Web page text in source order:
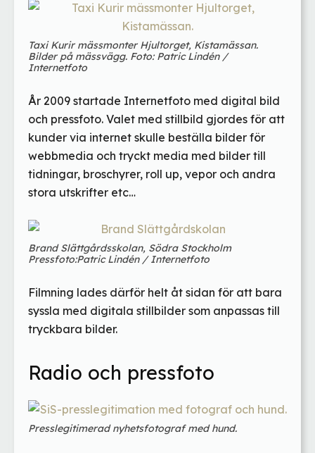
Taxi Kurir mässmonter Hjultorget, Kistamässan.
Bilder på mässvägg. Foto: Patric Lindén /
Internetfoto
År 2009 startade Internetfoto med digital bild
och pressfoto. Valet med stillbild gjordes för att
kunder via internet skulle beställa bilder för
webbmedia och tryckt media med bilder till
tidningar, broschyrer, roll up, vepor och andra
stora utskrifter etc…
Brand Slättgårdsskolan, Södra Stockholm
Pressfoto:Patric Lindén / Internetfoto
Filmning lades därför helt åt sidan för att bara
syssla med digitala stillbilder som anpassas till
tryckbara bilder.
Radio och pressfoto
Presslegitimerad nyhetsfotograf med hund.